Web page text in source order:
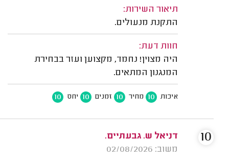
תיאור השירות:
התקנת מנעולים.
חוות דעת:
היה מצוין! נחמד, מקצוען ועזר בבחירת
המנגנון המתאים.
איכות 10 מחיר 10 זמנים 10 יחס 10
דניאל ש. גבעתיים.
משוב: 02/08/2026
10